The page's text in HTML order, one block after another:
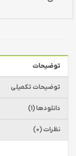
توضیحات
توضیحات تکمیلی
دانلودها (1)
نظرات (0)